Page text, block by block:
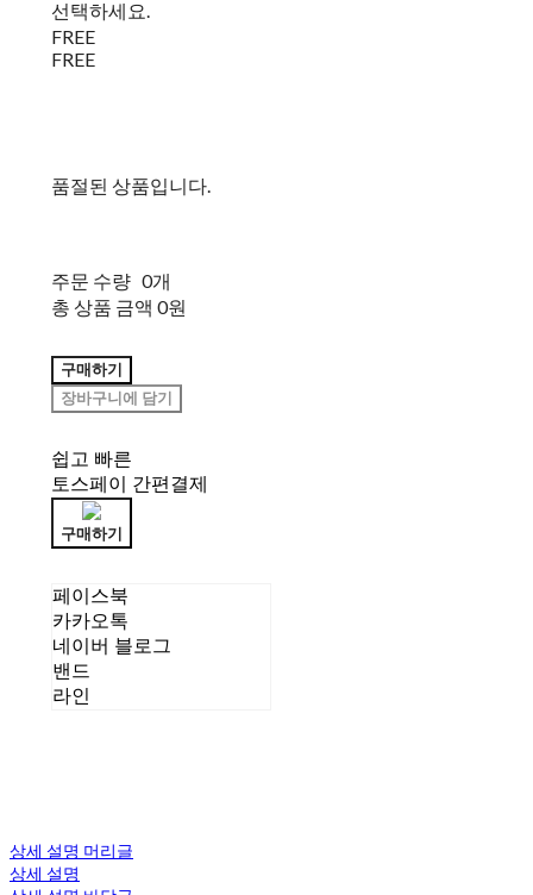
선택하세요.
FREE
FREE
품절된 상품입니다.
주문 수량 0개
총 상품 금액 0원
구매하기
장바구니에 담기
쉽고 빠른
토스페이 간편결제
구매하기
페이스북
카카오톡
네이버 블로그
밴드
라인
상세 설명 머리글
상세 설명